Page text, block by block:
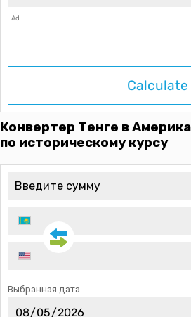
Ad
Calculate
Конвертер Тенге в
по историческому курсу
Выбранная дата